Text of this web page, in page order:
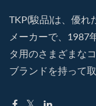
TKP(駿品)は、優れ
メーカーで、1987
タ用のさまざまな
ブランドを持って